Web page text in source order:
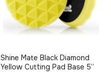
Shine Mate Black Diamond
Yellow Cutting Pad Base 5”